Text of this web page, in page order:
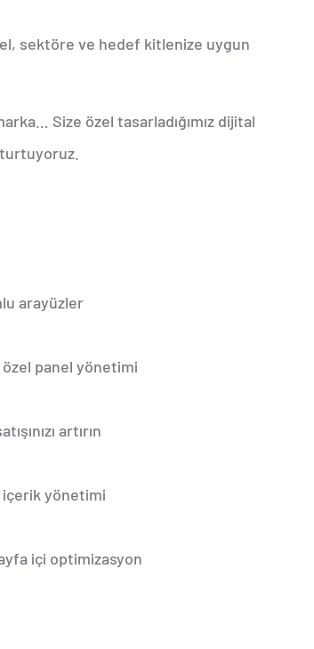
sektöre ve hedef kitlenize uygun
Size özel tasarladığımız dijital
arayüzler
özel panel yönetimi
artırın
içerik yönetimi
içi optimizasyon